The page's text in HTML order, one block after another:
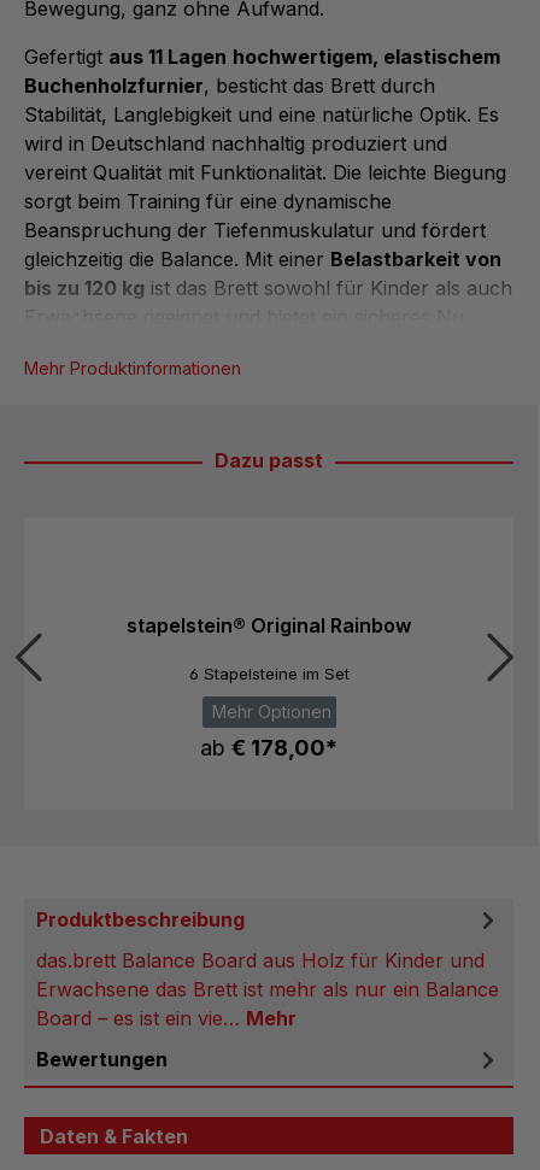
Bewegung, ganz ohne Aufwand.
Gefertigt aus 11 Lagen hochwertigem, elastischem
Buchenholzfurnier, besticht das Brett durch
Stabilität, Langlebigkeit und eine natürliche Optik. Es
wird in Deutschland nachhaltig produziert und
vereint Qualität mit Funktionalität. Die leichte Biegung
sorgt beim Training für eine dynamische
Beanspruchung der Tiefenmuskulatur und fördert
gleichzeitig die Balance. Mit einer Belastbarkeit von
bis zu 120 kg ist das Brett sowohl für Kinder als auch
Mehr Produktinformationen
Dazu passt
stapelstein® Original Rainbow
6 Stapelsteine im Set
Mehr Optionen
ab € 178,00*
Produktbeschreibung
das.brett Balance Board aus Holz für Kinder und
Erwachsene das Brett ist mehr als nur ein Balance
Board – es ist ein vie… Mehr
Bewertungen
Daten & Fakten